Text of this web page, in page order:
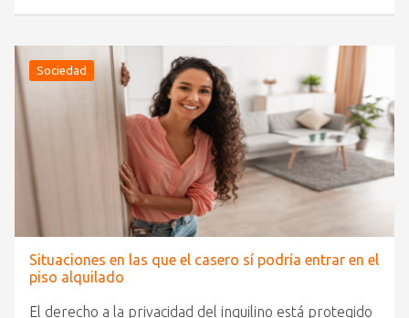
Sociedad
Situaciones en las que el casero sí podría entrar en el
piso alquilado
El derecho a la privacidad del inquilino está protegido